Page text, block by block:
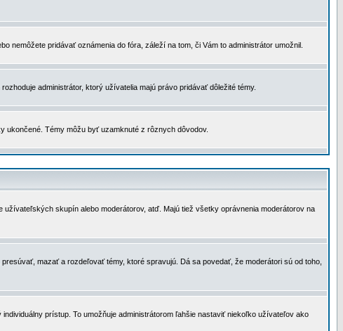
nemôžete pridávať oznámenia do fóra, záleží na tom, či Vám to administrátor umožnil.
administrátor, ktorý užívatelia majú právo pridávať dôležité témy.
ukončené. Témy môžu byť uzamknuté z rôznych dôvodov.
skupín alebo moderátorov, atď. Majú tiež všetky oprávnenia moderátorov na
mazať a rozdeľovať témy, ktoré spravujú. Dá sa povedať, že moderátori sú od toho,
prístup. To umožňuje administrátorom ľahšie nastaviť niekoľko užívateľov ako